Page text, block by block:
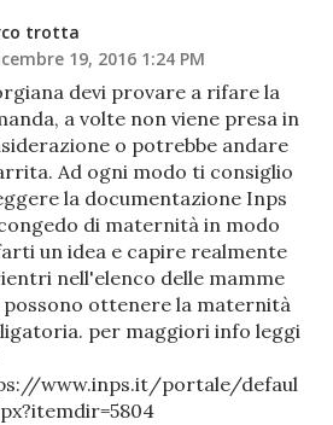
trotta
19, 2016 1:24 PM
devi provare a rifare la
a volte non viene presa in
o potrebbe andare
Ad ogni modo ti consiglio
la documentazione Inps
di maternità in modo
un idea e capire realmente
nell'elenco delle mamme
possono ottenere la maternità
per maggiori info leggi
www.inps.it/portale/defaul